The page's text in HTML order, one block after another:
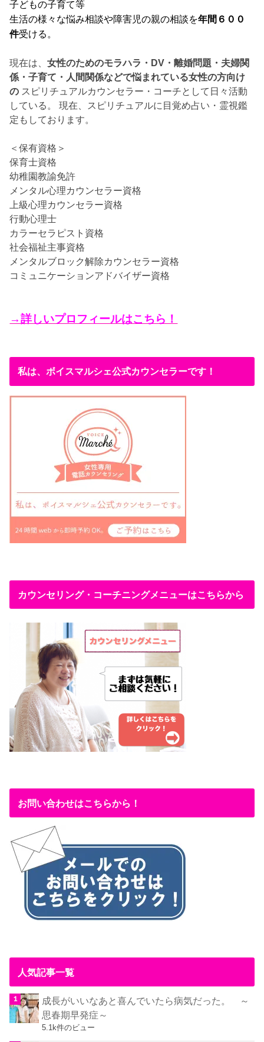
子どもの子育て等
生活の様々な悩み相談や障害児の親の相談を年間６００
件受ける。
現在は、女性のためのモラハラ・DV・離婚問題・夫婦関
係・子育て・人間関係などで悩まれている女性の方向け
の スピリチュアルカウンセラー・コーチとして日々活動
している。 現在、スピリチュアルに目覚め占い・霊視鑑
定もしております。
＜保有資格＞
保育士資格
幼稚園教諭免許
メンタル心理カウンセラー資格
上級心理カウンセラー資格
行動心理士
カラーセラピスト資格
社会福祉主事資格
メンタルブロック解除カウンセラー資格
コミュニケーションアドバイザー資格
→詳しいプロフィールはこちら！
私は、ボイスマルシェ公式カウンセラーです！
カウンセリング・コーチニングメニューはこちらから
お問い合わせはこちらから！
人気記事一覧
成長がいいなあと喜んでいたら病気だった。 ～
思春期早発症～
5.1k件のビュー